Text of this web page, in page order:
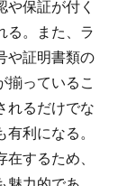
保証が付く
る。また、ラ
や証明書類の
揃っているこ
れるだけでな
利になる。
するため、